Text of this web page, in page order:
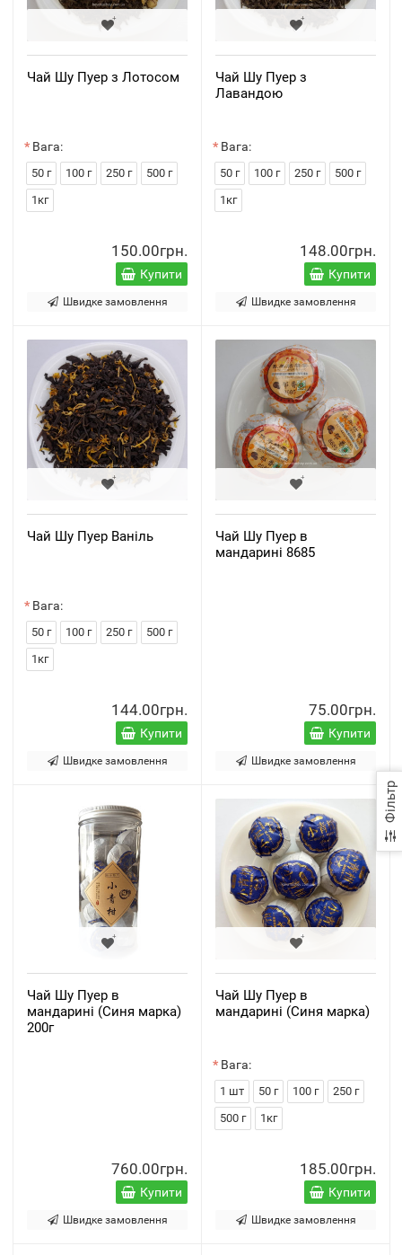
Фільтр
Чай Шу Пуер з Лотосом
Вага:
50 г 100 г 250 г
500 г
1кг
150.00грн.
Купити
Швидке замовлення
Чай Шу Пуер з
Лавандою
Вага:
50 г 100 г 250 г
500 г
1кг
148.00грн.
Купити
Швидке замовлення
Чай Шу Пуер Ваніль
Вага:
50 г 100 г 250 г
500 г
1кг
144.00грн.
Купити
Швидке замовлення
Чай Шу Пуер в
мандарині 8685
75.00грн.
Купити
Швидке замовлення
Чай Шу Пуер в
мандарині (Синя марка)
200г
760.00грн.
Купити
Швидке замовлення
Чай Шу Пуер в
мандарині (Синя марка)
Вага:
1 шт 50 г 100 г
250 г
500 г
1кг
185.00грн.
Купити
Швидке замовлення